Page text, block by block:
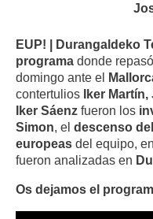
EUP! | Durangaldeko
programa donde
domingo ante el
contertulios Iker
Iker Sáenz fueron los
Simon, el descenso
europeas del equipo,
fueron analizadas en
Os dejamos el